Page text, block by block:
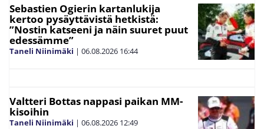
Sebastien Ogierin kartanlukija
kertoo pysäyttävistä hetkistä:
”Nostin katseeni ja näin suuret puut
edessämme”
Taneli Niinimäki | 06.08.2026 16:44
Valtteri Bottas nappasi paikan MM-
kisoihin
Taneli Niinimäki | 06.08.2026 12:49